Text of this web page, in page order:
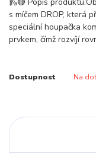
🛝🔴 Popis
s míčem DROP, která
speciální houpačka
prvkem, čímž rozvíjí
Dostupnost Na